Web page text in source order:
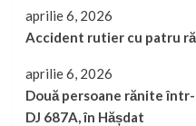
aprilie 6, 2026
Accident rutier cu patru
aprilie 6, 2026
Două persoane rănite
DJ 687A, în Hășdat